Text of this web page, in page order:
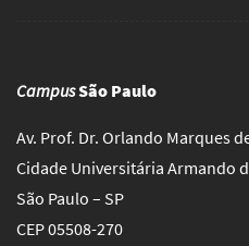
CampusSão Paulo
Av. Prof. Dr. Orlando Marques
Cidade Universitária Armando
São Paulo – SP
CEP 05508-270